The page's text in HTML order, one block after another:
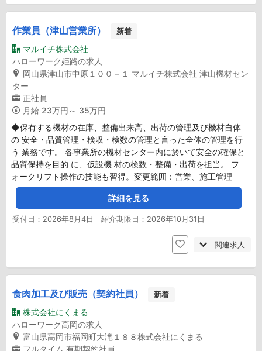
作業員（津山営業所） 新着
マルイチ株式会社
ハローワーク姫路の求人
岡山県津山市中原１００－１ マルイチ株式会社 津山機材セン
ター
正社員
月給 23万円～ 35万円
◆保有する機材の在庫、整備出来高、出荷の管理及び機材自体
の 安全・品質管理・検収・検数の管理と言った全体の管理を行
う 業務です。 各事業所の機材センター内に於いて安全の確保と
品質保持を目的 に、仮設機 材の検数・整備・出荷を担当。 フ
ォークリフト操作の技能も習得。変更範囲：営業、施工管理
詳細を見る
受付日：2026年8月4日 紹介期限日：2026年10月31日
関連求人
食肉加工及び販売（契約社員） 新着
株式会社にくまる
ハローワーク高岡の求人
富山県高岡市福岡町大滝１８８株式会社にくまる